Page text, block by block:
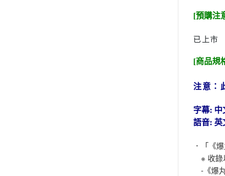
[預購注
已上市
[商品規
注意：
字幕: 中
語音: 英
．「《
※ 收錄
-《爆